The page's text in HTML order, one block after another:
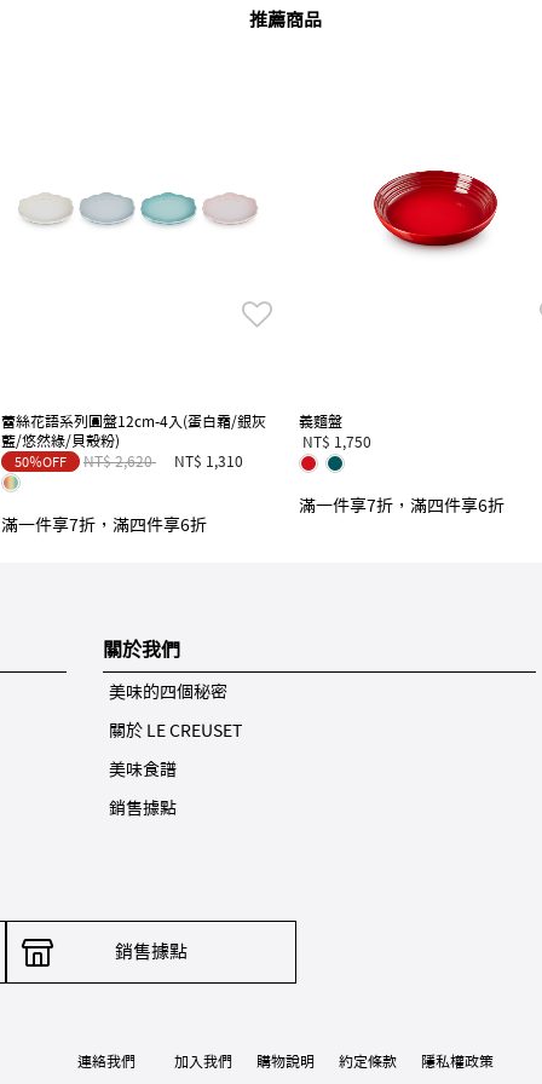
推薦商品
蕾絲花語系列圓盤12cm-4入(蛋白霜/銀灰
藍/悠然綠/貝殼粉)
50％OFF Price reduced from
NT$ 2,620to NT$ 1,310
滿一件享7折，滿四件享6折
義麵盤
NT$ 1,750
滿一件享7折，滿四件享6折
關於我們
美味的四個秘密
關於 LE CREUSET
美味食譜
銷售據點
銷售據點
連絡我們 加入我們 購物說明 約定條款 隱私權政策